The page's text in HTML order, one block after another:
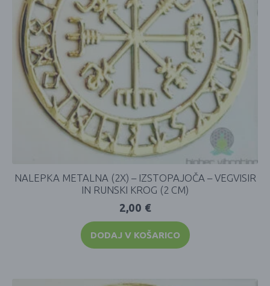
NALEPKA METALNA (2X) – IZSTOPAJOČA – VEGVISIR
IN RUNSKI KROG (2 CM)
2,00 €
DODAJ V KOŠARICO